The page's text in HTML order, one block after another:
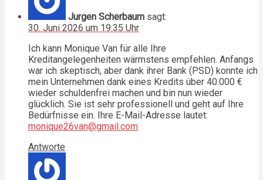
Jurgen Scherbaum sagt:
30. Juni 2026 um 19:35 Uhr
Ich kann Monique Van für alle Ihre
Kreditangelegenheiten wärmstens empfehlen. Anfangs
war ich skeptisch, aber dank ihrer Bank (PSD) konnte ich
mein Unternehmen dank eines Kredits über 40.000 €
wieder schuldenfrei machen und bin nun wieder
glücklich. Sie ist sehr professionell und geht auf Ihre
Bedürfnisse ein. Ihre E-Mail-Adresse lautet:
monique26van@gmail.com
Antworte